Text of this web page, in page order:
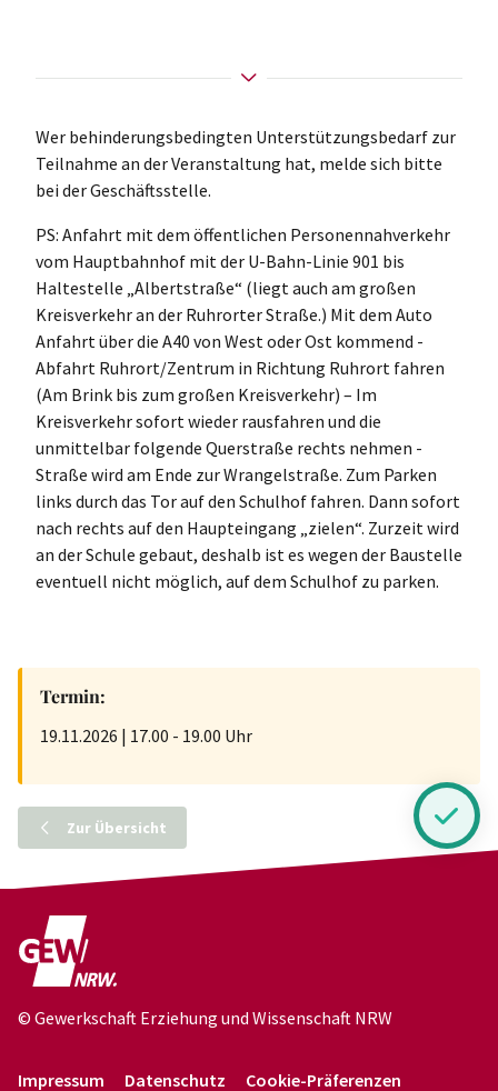
Wer behinderungsbedingten Unterstützungsbedarf zur
Teilnahme an der Veranstaltung hat, melde sich bitte
bei der Geschäftsstelle.
PS: Anfahrt mit dem öffentlichen Personennahverkehr
vom Hauptbahnhof mit der U-Bahn-Linie 901 bis
Haltestelle „Albertstraße“ (liegt auch am großen
Kreisverkehr an der Ruhrorter Straße.) Mit dem Auto
Anfahrt über die A40 von West oder Ost kommend -
Abfahrt Ruhrort/Zentrum in Richtung Ruhrort fahren
(Am Brink bis zum großen Kreisverkehr) – Im
Kreisverkehr sofort wieder rausfahren und die
unmittelbar folgende Querstraße rechts nehmen -
Straße wird am Ende zur Wrangelstraße. Zum Parken
links durch das Tor auf den Schulhof fahren. Dann sofort
nach rechts auf den Haupteingang „zielen“. Zurzeit wird
an der Schule gebaut, deshalb ist es wegen der Baustelle
eventuell nicht möglich, auf dem Schulhof zu parken.
Termin:
19.11.2026 | 17.00 - 19.00 Uhr
Zur Übersicht
© Gewerkschaft Erziehung und Wissenschaft NRW
Impressum Datenschutz Cookie-Präferenzen